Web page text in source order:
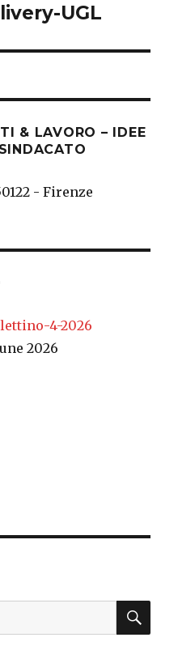
UGL
& LAVORO – IDEE
- Firenze
4-2026
2026